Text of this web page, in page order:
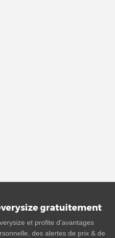
gratuitement
et profite d'avantages
des alertes de prix & de